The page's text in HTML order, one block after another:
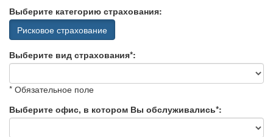
Выберите категорию страхования:
Рисковое страхование
Выберите вид страхования*:
* Обязательное поле
Выберите офис, в котором Вы обслуживались*: